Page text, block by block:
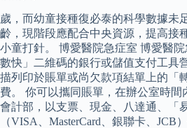
歲，而幼童接種復必泰的科學數據未
齡，現階段應配合中央資源，提高接
小童打針。 博愛醫院急症室 博愛醫
數快」二維碼的銀行或儲值支付工具
描列印於賬單或尚欠款項結單上的「
費。 你可以攜同賬單，在辦公室時間
會計部，以支票、現金、八達通、「
（VISA、MasterCard、銀聯卡、JCB